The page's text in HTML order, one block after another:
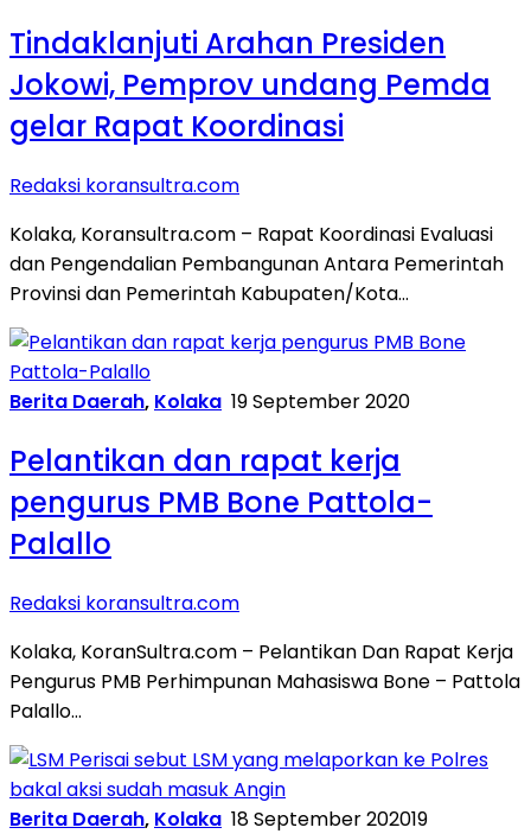
Tindaklanjuti Arahan Presiden
Jokowi, Pemprov undang Pemda
gelar Rapat Koordinasi
Redaksi koransultra.com
Kolaka, Koransultra.com – Rapat Koordinasi Evaluasi
dan Pengendalian Pembangunan Antara Pemerintah
Provinsi dan Pemerintah Kabupaten/Kota…
Berita Daerah, Kolaka 19 September 2020
Pelantikan dan rapat kerja
pengurus PMB Bone Pattola-
Palallo
Redaksi koransultra.com
Kolaka, KoranSultra.com – Pelantikan Dan Rapat Kerja
Pengurus PMB Perhimpunan Mahasiswa Bone – Pattola
Palallo…
Berita Daerah, Kolaka 18 September 202019